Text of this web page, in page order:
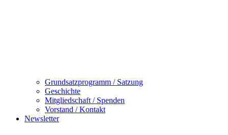
Grundsatzprogramm / Satzung
Geschichte
Mitgliedschaft / Spenden
Vorstand / Kontakt
Newsletter